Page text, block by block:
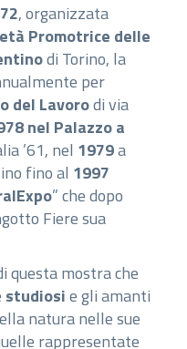
, organizzata
Promotrice delle
di Torino, la
per
del Lavorodi via
nel Palazzo a
’61, nel 1979a
fino al 1997
” che dopo
Fiere sua
questa mostra che
studiosie gli amanti
natura nelle sue
rappresentate